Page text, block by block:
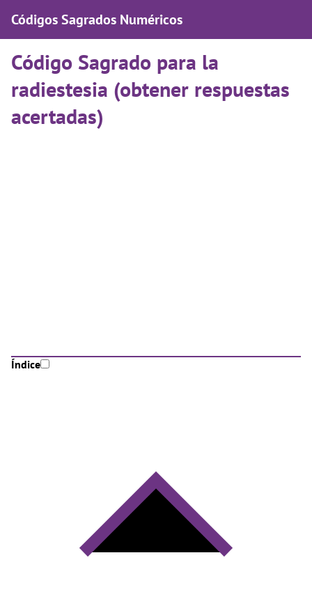
Códigos Sagrados Numéricos
Código Sagrado para la
radiestesia (obtener respuestas
acertadas)
Índice